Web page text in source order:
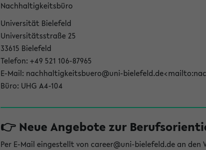
Nachhaltigkeitsbüro
Universität Bielefeld
Universitätsstraße 25
33615 Bielefeld
Telefon: +49 521 106-87965
E-Mail: nachhaltigkeitsbuero@uni-
Büro: UHG A4-104
👉 Neue Angebote zur
Per E-Mail eingestellt von career@uni-bielefeld.de an den